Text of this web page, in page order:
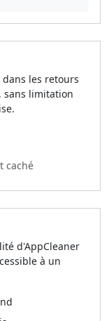
les retours
sans limitation
caché
d'AppCleaner
à un